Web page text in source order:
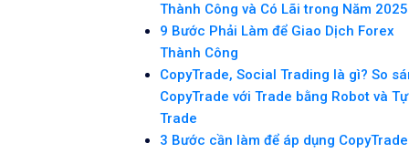
Thành Công và Có Lãi trong Năm 2025
9 Bước Phải Làm để Giao Dịch Forex
Thành Công
CopyTrade, Social Trading là gì? So
CopyTrade với Trade bằng Robot và Tự
Trade
3 Bước cần làm để áp dụng CopyTrade